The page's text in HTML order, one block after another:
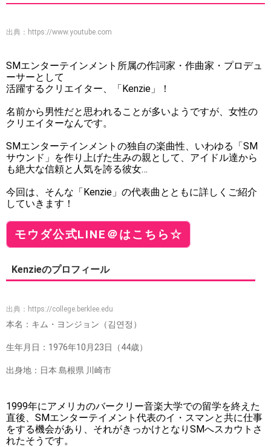
出典： https://www.youtube.com
SMエンターテインメント所属の作詞家・作曲家・プロデュ
ーサーとして
活躍するクリエイター、「Kenzie」！
名前から男性だと思われることが多いようですが、女性の
クリエイターなんです。
SMエンターテインメントの独自の楽曲性、いわゆる「SM
サウンド」を作り上げた生みの親として、アイドル達から
も絶大な信頼と人気を誇る彼女…
今回は、そんな「Kenzie」の代表曲とともに詳しくご紹介
していきます！
モウダ公式LINE＠はこちら☆
Kenzieのプロフィール
出典： https://college.berklee.edu
本名：キム・ヨンジョン（김연정）
生年月日：1976年10月23日（44歳）
出身地：日本 島根県 川崎市
1999年にアメリカのバークリー音楽大学での留学を終えた
直後、SMエンターテイメント代表のイ・スマンと共に仕事
をする機会があり、それがきっかけとなりSMへスカウトさ
れたそうです。